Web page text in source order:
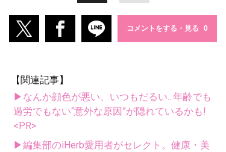
コメントをする・見る
【関連記事】
▶なんか顔色が悪い、いつもだるい...年齢でも
過労でもない“意外な原因”が隠れているかも!
<PR>
▶編集部のiHerb愛用者がセレクト。健康・美